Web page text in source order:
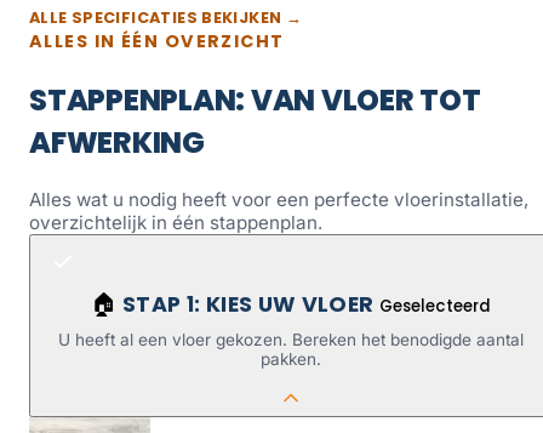
ALLE SPECIFICATIES BEKIJKEN →
ALLES IN ÉÉN OVERZICHT
STAPPENPLAN: VAN VLOER TOT
AFWERKING
Alles wat u nodig heeft voor een perfecte vloerinstallatie,
overzichtelijk in één stappenplan.
🏠 STAP 1: KIES UW VLOER Geselecteerd
U heeft al een vloer gekozen. Bereken het benodigde aantal
pakken.